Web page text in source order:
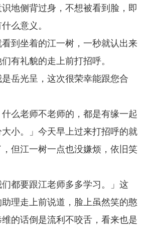
地侧背过身，不想被看到脸，即
么意义。
到坐着的江一树，一秒就认出来
有礼貌的走上前打招呼。
是岳光呈，这次很荣幸能跟您合
什么老师不老师的，都是有缘一起
小。」今天早上过来打招呼的就
但江一树一点也没嫌烦，依旧笑
们都要跟江老师多多学习。」这
理走上前说道，脸上虽然笑的憨
的话倒是流利不咬舌，看来也是